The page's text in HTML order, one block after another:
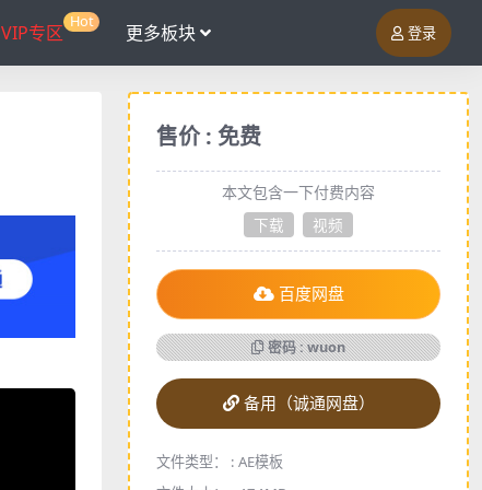
VIP专区 Hot 更多板块 登录
售价 : 免费
本文包含一下付费内容
下载
视频
百度网盘
密码 : wuon
备用（诚通网盘）
文件类型： : AE模板